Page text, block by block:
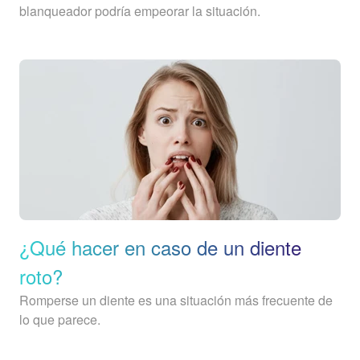
blanqueador podría empeorar la situación.
¿Qué hacer en caso de un diente
roto?
Romperse un diente es una situación más frecuente de
lo que parece.